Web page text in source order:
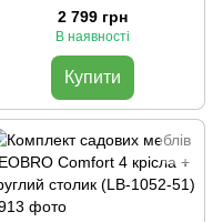
прямокутний столик (LB-
1053)
2 799 грн
В наявності
Купити